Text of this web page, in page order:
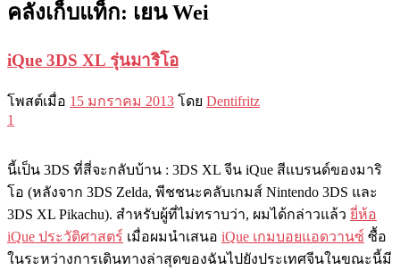
คลังเก็บแท็ก: เยน Wei
iQue 3DS XL รุ่นมาริโอ
โพสต์เมื่อ 15 มกราคม 2013 โดย Dentifritz
1
นี้เป็น 3DS ที่สี่จะกลับบ้าน : 3DS XL จีน iQue สีแบรนด์ของมาริ
โอ (หลังจาก 3DS Zelda, พีชชนะคลับเกมส์ Nintendo 3DS และ
3DS XL Pikachu). สำหรับผู้ที่ไม่ทราบว่า, ผมได้กล่าวแล้ว ยี่ห้อ
iQue ประวัติศาสตร์ เมื่อผมนำเสนอ iQue เกมบอยแอดวานซ์ ซื้อ
ในระหว่างการเดินทางล่าสุดของฉันไปยังประเทศจีนในขณะนี้มี